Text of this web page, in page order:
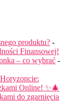
produktu? -
Finansowej!
– co wybrać -
Online! ✨🎄
do zgarnięcia